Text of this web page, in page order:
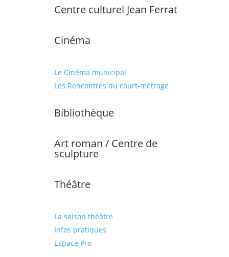
Centre culturel Jean Ferrat
Cinéma
Le Cinéma municipal
Les Rencontres du court-métrage
Bibliothèque
Art roman / Centre de
sculpture
Théâtre
La saison théâtre
Infos pratiques
Espace Pro